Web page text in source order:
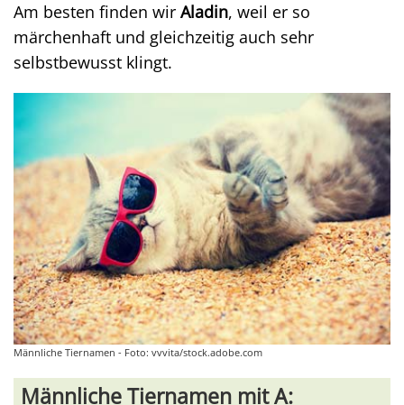
Am besten finden wir Aladin, weil er so
märchenhaft und gleichzeitig auch sehr
selbstbewusst klingt.
Männliche Tiernamen - Foto: vvvita/stock.adobe.com
Männliche Tiernamen mit A: